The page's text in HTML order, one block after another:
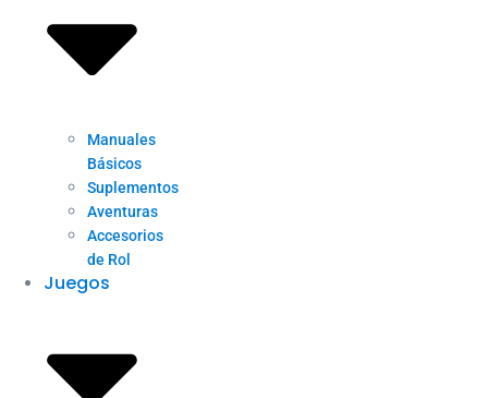
Manuales
Básicos
Suplementos
Aventuras
Accesorios
de Rol
Juegos